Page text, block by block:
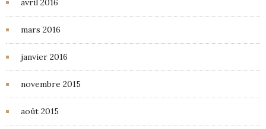
avril 2016
mars 2016
janvier 2016
novembre 2015
août 2015